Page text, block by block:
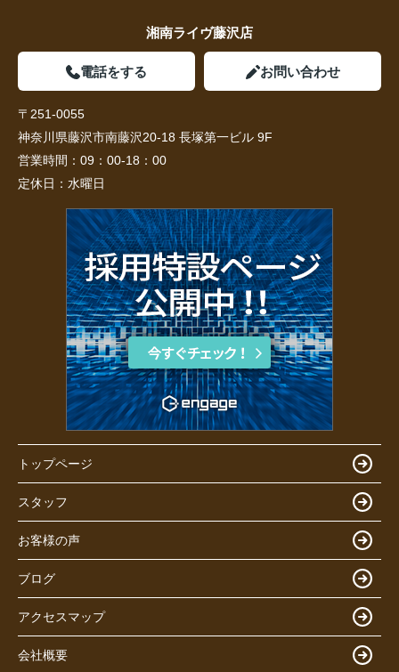
湘南ライヴ藤沢店
電話をする お問い合わせ
〒251-0055
神奈川県藤沢市南藤沢20-18 長塚第一ビル 9F
営業時間： 09：00-18：00
定休日： 水曜日
トップページ
スタッフ
お客様の声
ブログ
アクセスマップ
会社概要